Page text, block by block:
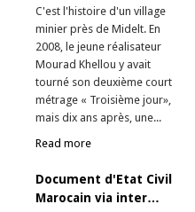
C'est l'histoire d'un village
minier près de Midelt. En
2008, le jeune réalisateur
Mourad Khellou y avait
tourné son deuxième court
métrage « Troisième jour»,
mais dix ans après, une...
Read more
Document d'Etat Civil
Marocain via inter…